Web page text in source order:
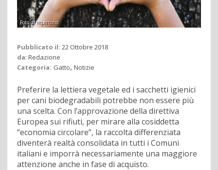
Foto di repertorio
Pubblicato il: 22 Ottobre 2018
da: Redazione
Categoria: Gatto, Notizie
Preferire la lettiera vegetale ed i sacchetti igienici
per cani biodegradabili potrebbe non essere più
una scelta. Con l’approvazione della direttiva
Europea sui rifiuti, per mirare alla cosiddetta
“economia circolare”, la raccolta differenziata
diventerà realtà consolidata in tutti i Comuni
italiani e imporrà necessariamente una maggiore
attenzione anche in fase di acquisto.